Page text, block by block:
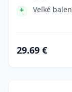
Veľké
29.69 €